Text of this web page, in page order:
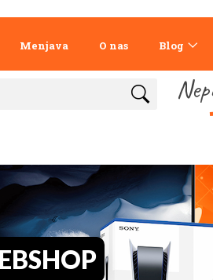
Menjava O nas Blog